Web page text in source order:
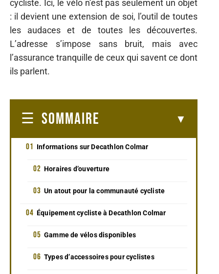
cycliste. Ici, le vélo n’est pas seulement un objet
: il devient une extension de soi, l’outil de toutes
les audaces et de toutes les découvertes.
L’adresse s’impose sans bruit, mais avec
l’assurance tranquille de ceux qui savent ce dont
ils parlent.
SOMMAIRE
Informations sur Decathlon Colmar
Horaires d’ouverture
Un atout pour la communauté cycliste
Équipement cycliste à Decathlon Colmar
Gamme de vélos disponibles
Types d’accessoires pour cyclistes